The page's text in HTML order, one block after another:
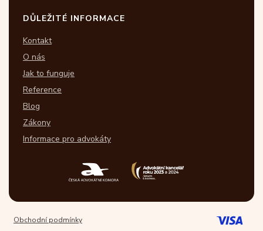
DŮLEŽITÉ INFORMACE
Kontakt
O nás
Jak to funguje
Reference
Blog
Zákony
Informace pro advokáty
Obchodní podmínky